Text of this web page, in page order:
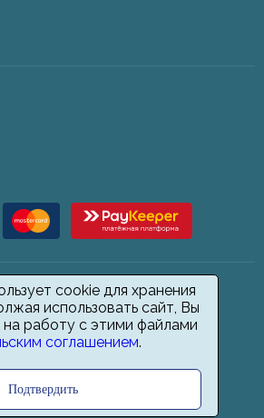
cookie для хранения
использовать сайт, Вы
на работу с этими файлами
соглашением.
Подтвердить
Д. О., ИНН 361605146148. Все права